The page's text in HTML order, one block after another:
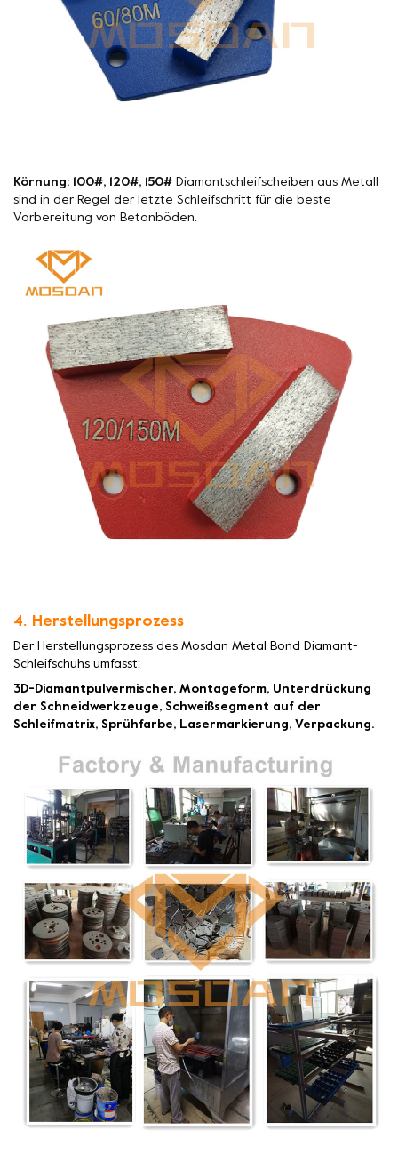
Körnung: 100#, 120#, 150#
Diamantschleifscheiben aus Metall
sind in der Regel der letzte Schleifschritt für die beste
Vorbereitung von Betonböden.
4. Herstellungsprozess
Der Herstellungsprozess des Mosdan Metal Bond Diamant-
Schleifschuhs umfasst:
3D-Diamantpulvermischer, Montageform, Unterdrückung
der Schneidwerkzeuge, Schweißsegment auf der
Schleifmatrix, Sprühfarbe, Lasermarkierung, Verpackung.